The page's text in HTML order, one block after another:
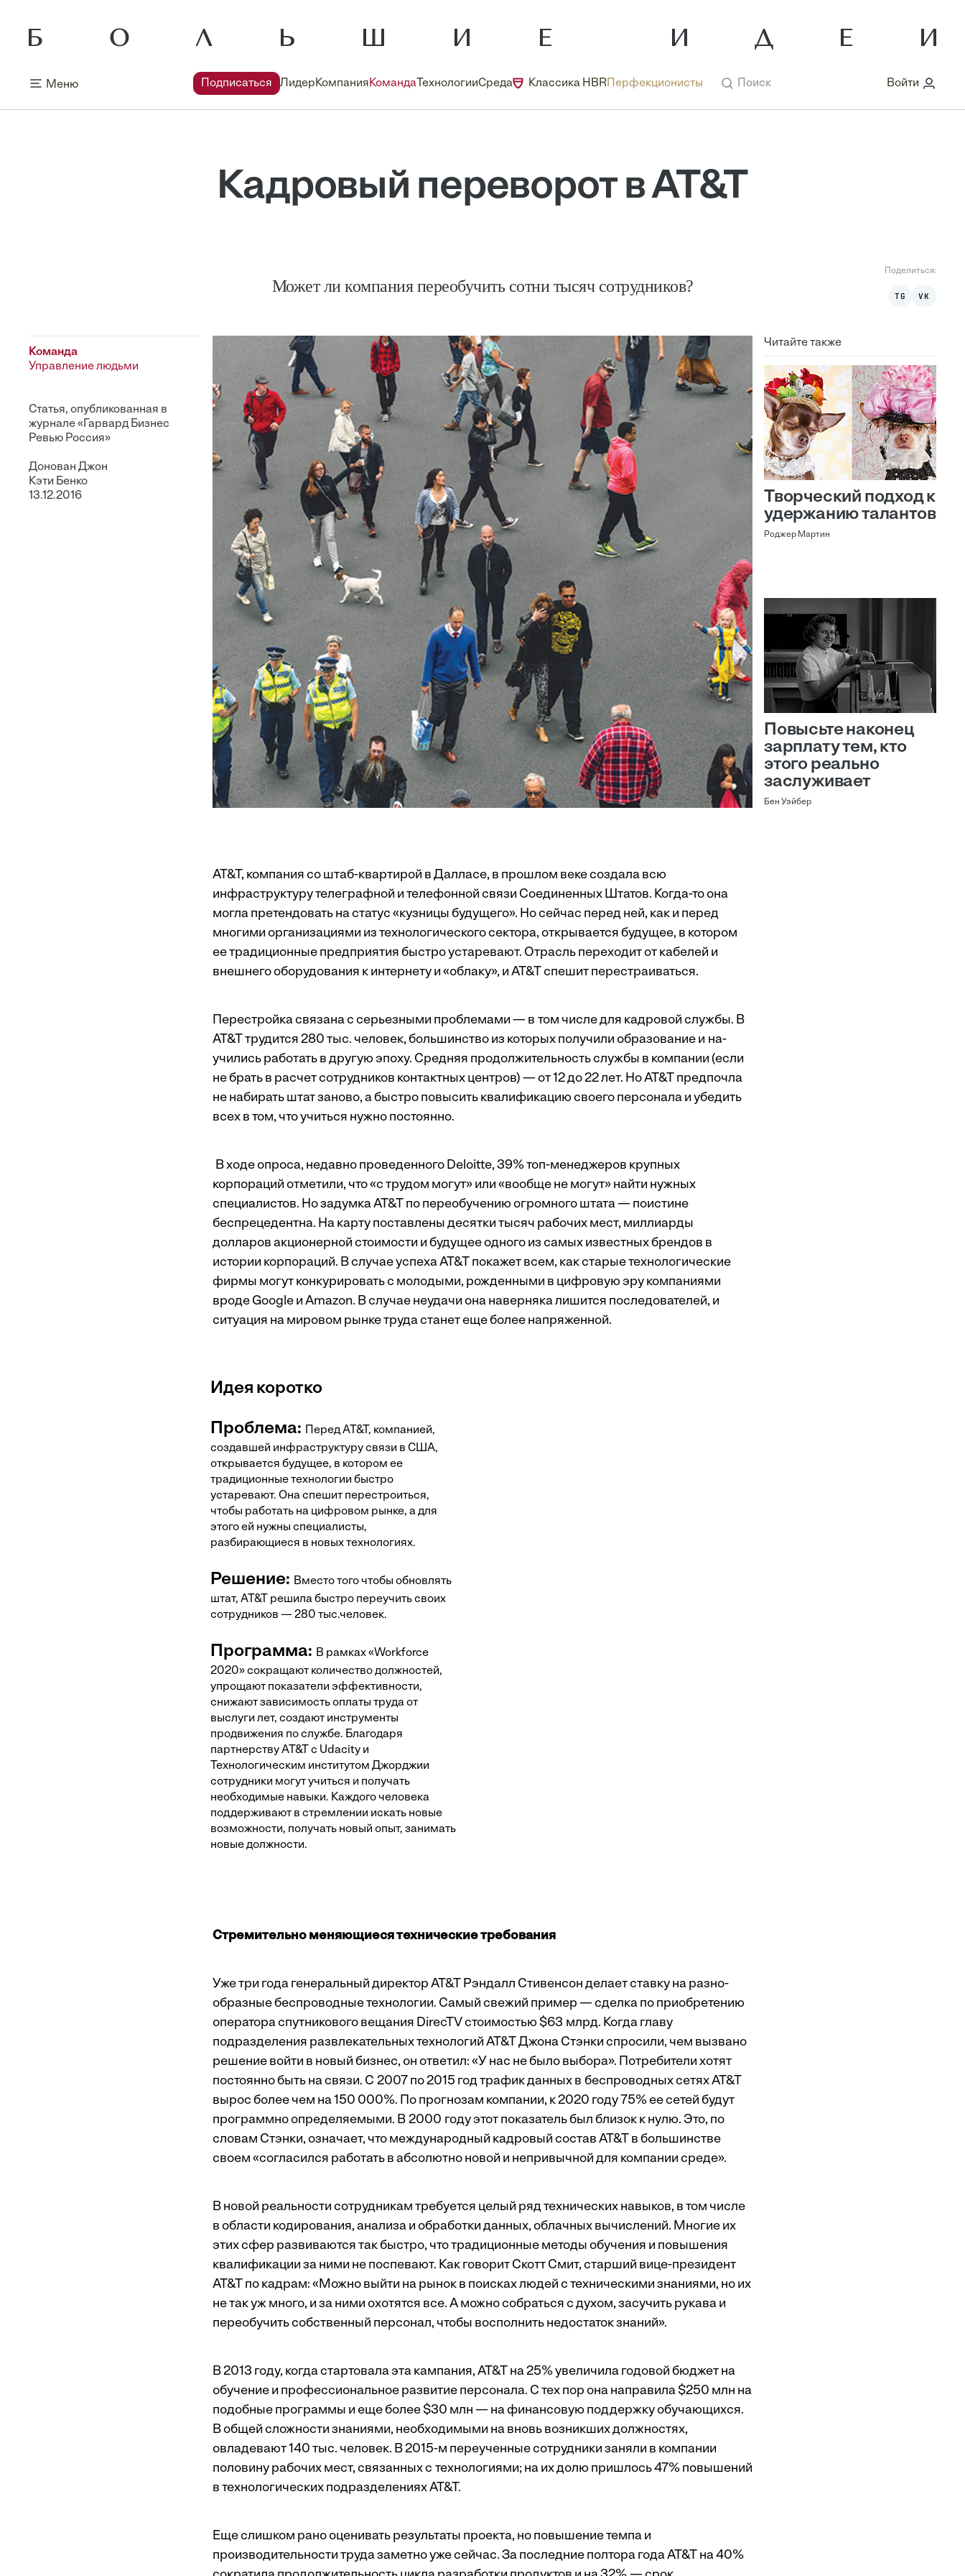
Меню Подписаться ЛидерКомпанияКоманда ТехнологииСреда Классика HBR Перфекционисты Поиск Войти
Кадровый переворот в AT&T
Может ли компания переобучить сотни тысяч сотрудников?
Поделиться:
TG VK
Команда
Управление людьми
Статья, опубликованная в
журнале «Гарвард Бизнес
Ревью Россия»
Донован Джон
Кэти Бенко
13.12.2016
Читайте также
Творческий подход к
удержанию талантов
Роджер Мартин
Повысьте наконец
зарплату тем, кто
этого реально
заслуживает
Бен Уэйбер
AT&T, компания со штаб-квартирой в Далласе, в прошлом веке создала всю
инфраструктуру телеграфной и телефонной связи Соединенных Штатов. Когда-то она
могла претендовать на статус «кузницы будущего». Но сейчас перед ней, как и перед
многими организациями из технологического сектора, открывается будущее, в котором
ее традиционные предприятия быстро устаревают. Отрасль переходит от кабелей и
внешнего оборудования к интернету и «облаку», и AT&T спешит перестраиваться.
Перестройка связана с серьезными проблемами — в том числе для кадровой службы. В
AT&T трудится 280 тыс. человек, большинство из которых получили образование и на­
учились работать в другую эпоху. Средняя продолжительность службы в компании (если
не брать в расчет сотрудников контактных центров) — от 12 до 22 лет. Но AT&T предпочла
не набирать штат заново, а быстро повысить квалификацию своего персонала и убедить
всех в том, что учиться нужно постоянно.
В ходе опроса, недавно проведенного Deloitte, 39% топ-менеджеров крупных
корпораций отметили, что «с трудом могут» или «вообще не могут» найти нужных
специалистов. Но задумка AT&T по переобучению огромного штата — поистине
беспрецедентна. На карту поставлены десятки тысяч рабочих мест, миллиарды
долларов акционерной стоимости и будущее одного из самых известных брендов в
истории корпораций. В случае успеха AT&T покажет всем, как старые технологические
фирмы могут конкурировать с молодыми, рожденными в цифровую эру компаниями
вроде Google и Amazon. В случае неудачи она наверняка лишится последователей, и
ситуация на мировом рынке труда станет еще более напряженной.
Идея коротко
Проблема:
Перед AT&T, компанией,
создавшей инфраструктуру связи в США,
открывается будущее, в котором ее
традиционные технологии быстро
устаревают. Она спешит перестроиться,
чтобы работать на цифровом рынке, а для
этого ей нужны специалисты,
разбирающиеся в новых технологиях.
Решение: Вместо того чтобы обновлять
штат, AT&T решила быстро переучить своих
сотрудников — 280 тыс.человек.
Программа: В рамках «Workforce
2020» сокращают количество должностей,
упрощают показатели эффективности,
снижают зависимость оплаты труда от
выслуги лет, создают инструменты
продвижения по службе. Благодаря
партнерству AT&T с Udacity и
Технологическим институтом Джорджии
сотрудники могут учиться и получать
необходимые навыки. Каждого человека
поддерживают в стремлении искать новые
возможности, получать новый опыт, занимать
новые должности.
Стремительно меняющиеся технические требования
Уже три года генеральный директор AT&T Рэндалл Стивенсон делает ставку на разно­
образные беспроводные технологии. Самый свежий пример — сделка по приобретению
оператора спутникового вещания DirecTV стоимостью $63 млрд. Когда главу
подразделения развлекательных технологий AT&T Джона Стэнки спросили, чем вызвано
решение войти в новый бизнес, он ответил: «У нас не было выбора». Потребители хотят
постоянно быть на связи. С 2007 по 2015 год трафик данных в беспроводных сетях AT&T
вырос более чем на 150 000%. По прогнозам компании, к 2020 году 75% ее сетей будут
программно определяемыми. В 2000 году этот показатель был близок к нулю. Это, по
словам Стэнки, означает, что международный кадровый состав AT&T в большинстве
своем «согласился работать в абсолютно новой и непривычной для компании среде».
В новой реальности сотрудникам требуется целый ряд технических навыков, в том числе
в области кодирования, анализа и обработки данных, облачных вычислений. Многие их
этих сфер развиваются так быстро, что традиционные методы обучения и повышения
квалификации за ними не поспевают. Как говорит Скотт Смит, старший вице-президент
AT&T по кадрам: «Можно выйти на рынок в поисках людей с техническими знаниями, но их
не так уж много, и за ними охотятся все. А можно собраться с духом, засучить рукава и
переобучить собственный персонал, чтобы восполнить недостаток знаний».
В 2013 году, когда стартовала эта кампания, AT&T на 25% увеличила годовой бюджет на
обучение и профессиональное развитие персонала. С тех пор она направила $250 млн на
подобные программы и еще более $30 млн — на финансовую поддержку обучающихся.
В общей сложности знаниями, необходимыми на вновь возникших должностях,
овладевают 140 тыс. человек. В 2015-м переученные сотрудники заняли в компании
половину рабочих мест, связанных с технологиями; на их долю пришлось 47% повышений
в технологических подразделениях AT&T.
Еще слишком рано оценивать результаты проекта, но повышение темпа и
производительности труда заметно уже сейчас. За последние полтора года AT&T на 40%